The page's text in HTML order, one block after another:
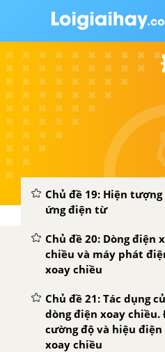
Chủ đề 15: Từ trường
Chủ đề 16: Nam châm
và một số ứng dụng
châm
Chủ đề 17: Lực điện từ
Chủ đề 18: Bài tập từ
và lực điện từ
Chủ đề 19: Hiện tượng
ứng điện từ
Chủ đề 20: Dòng điện
chiều và máy phát
xoay chiều
Chủ đề 21: Tác dụng
dòng điện xoay chiều.
cường độ và hiệu
xoay chiều